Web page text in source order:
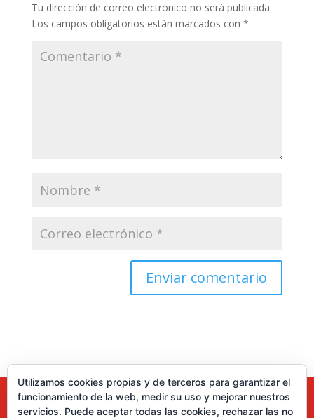
Tu dirección de correo electrónico no será publicada.
Los campos obligatorios están marcados con *
Utilizamos cookies propias y de terceros para garantizar el
funcionamiento de la web, medir su uso y mejorar nuestros
servicios. Puede aceptar todas las cookies, rechazar las no